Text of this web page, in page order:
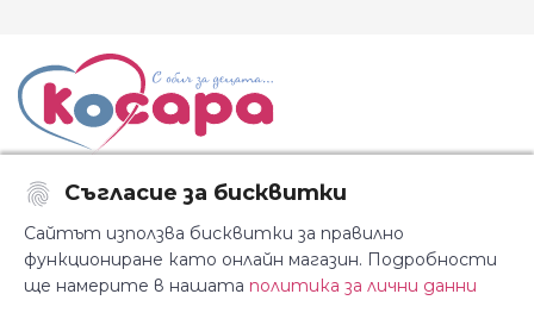
Последвайте ни:
Съгласие за бисквитки
Сайтът използва бисквитки за правилно
функциониране като онлайн магазин. Подробности
ще намерите в нашата политика за лични данни